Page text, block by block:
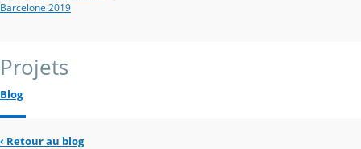
Barcelone 2019
Projets
Blog
‹ Retour au blog